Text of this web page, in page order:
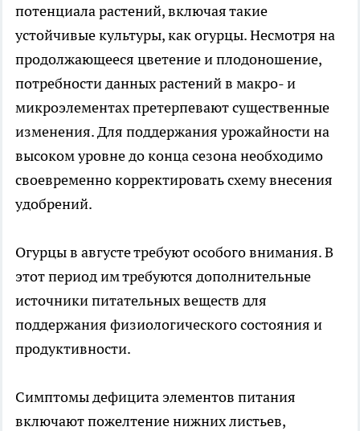
потенциала растений, включая такие
устойчивые культуры, как огурцы. Несмотря на
продолжающееся цветение и плодоношение,
потребности данных растений в макро- и
микроэлементах претерпевают существенные
изменения. Для поддержания урожайности на
высоком уровне до конца сезона необходимо
своевременно корректировать схему внесения
удобрений.
Огурцы в августе требуют особого внимания. В
этот период им требуются дополнительные
источники питательных веществ для
поддержания физиологического состояния и
продуктивности.
Симптомы дефицита элементов питания
включают пожелтение нижних листьев,